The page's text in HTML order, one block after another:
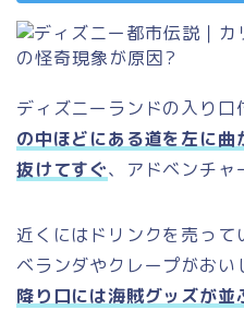
ディズニーランドの入り口
の中ほどにある道を左に曲
抜けてすぐ、アドベンチ
近くにはドリンクを売って
ベランダやクレープがおい
降り口には海賊グッズが